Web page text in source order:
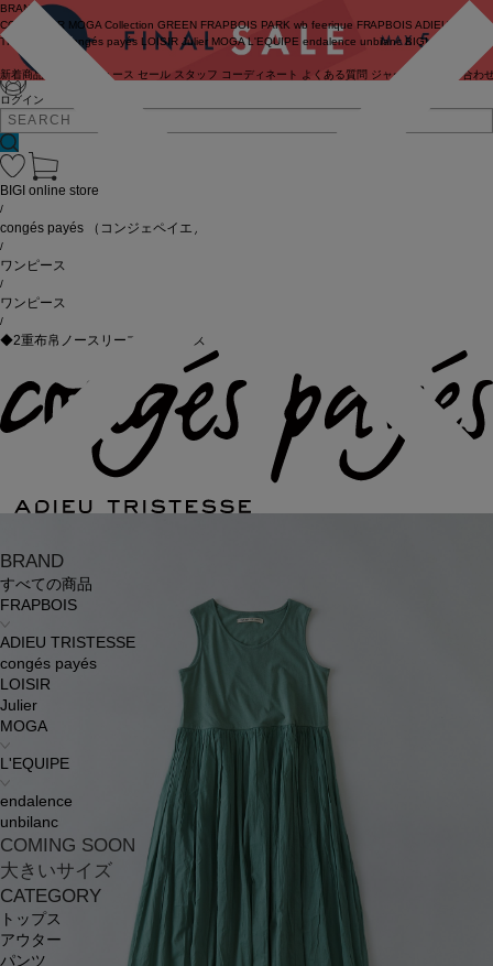
ログイン
BRAND
COUTURIER MOGA Collection GREEN FRAPBOIS PARK wb feerique FRAPBOIS ADIEU
TRISTESSE
congés payés LOISIR Julier MOGA L'EQUIPE endalence unbilanc BIGI online store
新着商品 ニュース セール スタッフ コーディネート よくある質問 ジャーナル お問い合わ
BRAND
すべての商品
FRAPBOIS
ADIEU TRISTESSE
congés payés
LOISIR
Julier
MOGA
L'EQUIPE
endalence
unbilanc
COMING SOON
大きいサイズ
CATEGORY
トップス
アウター
パンツ
BIGI online store
/
congés payés （コンジェペイエ）
/
ワンピース
/
ワンピース
/
◆2重布帛ノースリーブワンピース